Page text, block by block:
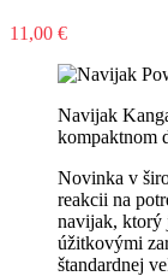
11,00 €
Navijak
kompaktnom
Novinka v
reakcii na
navijak, ktorý
úžitkovými
štandardnej